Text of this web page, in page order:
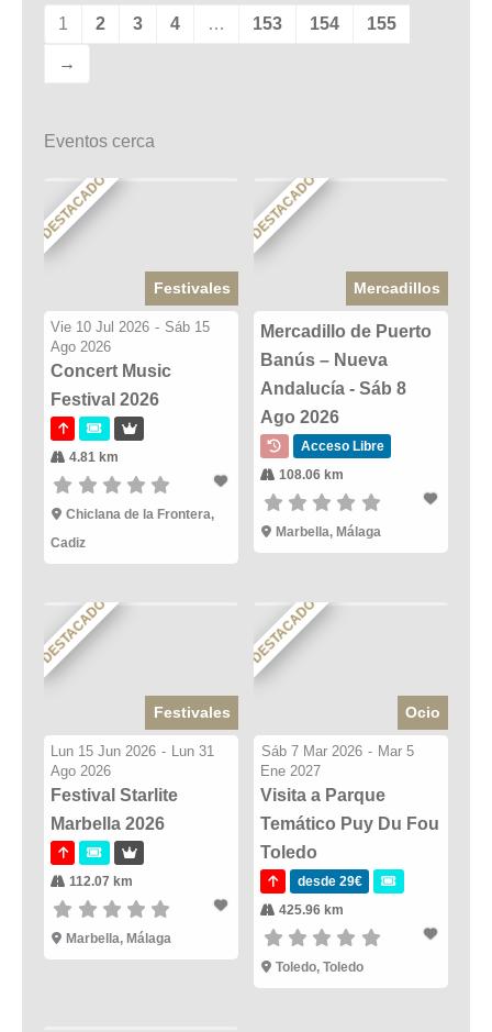
1 2 3 4 … 153 154 155
→
Eventos cerca
DESTACADO
Festivales
Vie 10 Jul 2026 - Sáb 15
Ago 2026
Concert Music
Festival 2026
4.81 km
Chiclana de la Frontera,
Cadiz
DESTACADO
Mercadillos
Mercadillo de Puerto
Banús – Nueva
Andalucía - Sáb 8
Ago 2026
Acceso Libre
108.06 km
Marbella, Málaga
DESTACADO
Festivales
Lun 15 Jun 2026 - Lun 31
Ago 2026
Festival Starlite
Marbella 2026
112.07 km
Marbella, Málaga
DESTACADO
Ocio
Sáb 7 Mar 2026 - Mar 5
Ene 2027
Visita a Parque
Temático Puy Du Fou
Toledo
desde 29€
425.96 km
Toledo, Toledo